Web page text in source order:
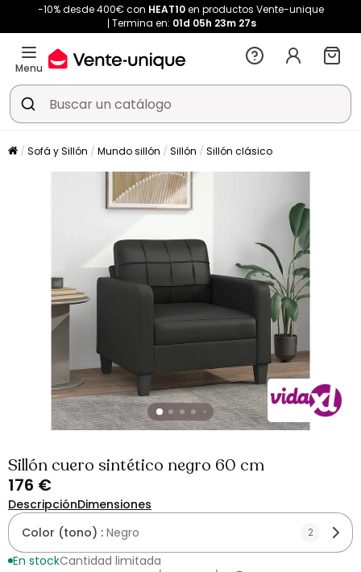
-10% desde 400€ con HEAT10en productos Vente-unique
Termina en: 01d 05h 23m 27s
Menu
Sofá y Sillón Mundo sillón Sillón Sillón clásico
Sillón cuero sintético negro 60 cm
176 €
DescripciónDimensiones
Color (tono) : Negro 2
En stockCantidad limitada